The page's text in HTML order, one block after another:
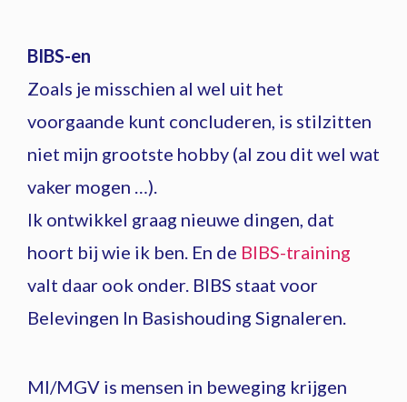
BIBS-en
Zoals je misschien al wel uit het
voorgaande kunt concluderen, is stilzitten
niet mijn grootste hobby (al zou dit wel wat
vaker mogen …).
Ik ontwikkel graag nieuwe dingen, dat
hoort bij wie ik ben. En de BIBS-training
valt daar ook onder. BIBS staat voor
Belevingen In Basishouding Signaleren.
MI/MGV is mensen in beweging krijgen